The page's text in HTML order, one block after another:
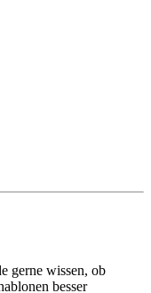
gerne wissen, ob
besser